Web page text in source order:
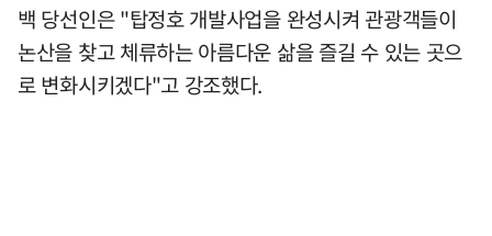
백 당선인은 "탑정호 개발사업을 완성시켜 관광객들이
논산을 찾고 체류하는 아름다운 삶을 즐길 수 있는 곳으
로 변화시키겠다"고 강조했다.